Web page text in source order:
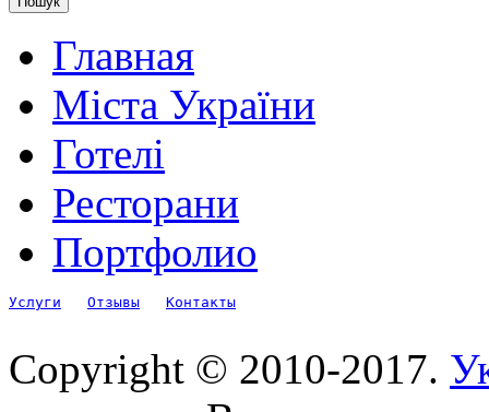
Главная
Міста України
Готелі
Ресторани
Портфолио
Услуги Отзывы Контакты
Copyright © 2010-2017.